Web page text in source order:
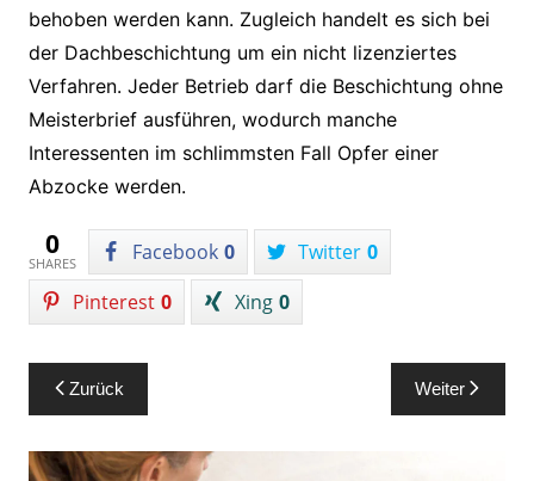
behoben werden kann. Zugleich handelt es sich bei
der Dachbeschichtung um ein nicht lizenziertes
Verfahren. Jeder Betrieb darf die Beschichtung ohne
Meisterbrief ausführen, wodurch manche
Interessenten im schlimmsten Fall Opfer einer
Abzocke werden.
0
SHARES Facebook 0 Twitter 0
Pinterest 0 Xing 0
Beitragsnavigation
Zurück Weiter